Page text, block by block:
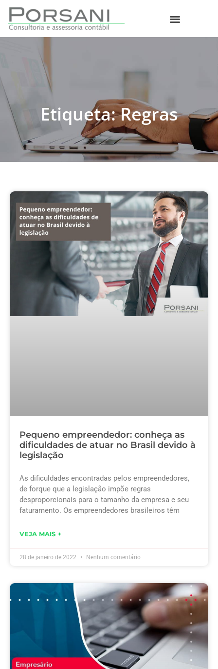
Etiqueta: Regras
Pequeno empreendedor: conheça as
dificuldades de atuar no Brasil devido à
legislação
As dificuldades encontradas pelos empreendedores,
de forque que a legislação impõe regras
desproporcionais para o tamanho da empresa e seu
faturamento. Os empreendedores brasileiros têm
VEJA MAIS +
28 de janeiro de 2022 Nenhum comentário